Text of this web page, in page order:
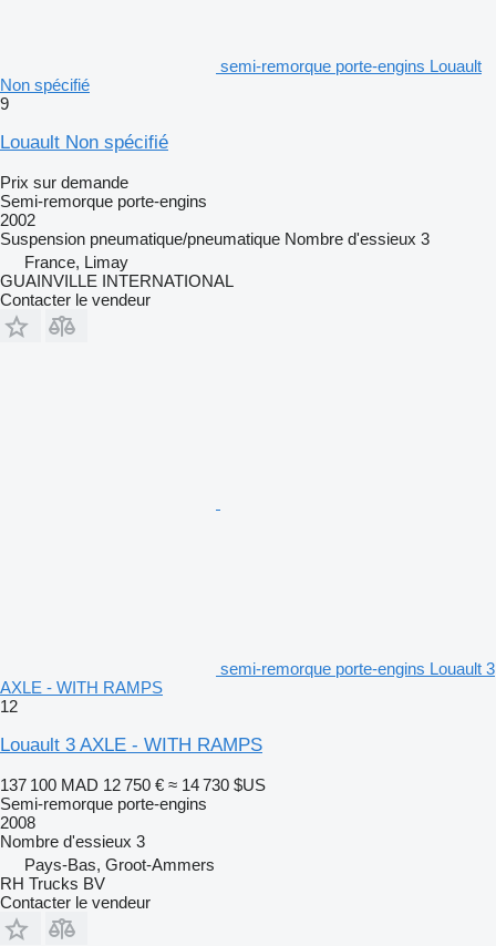
semi-remorque porte-engins Louault
Non spécifié
9
Louault Non spécifié
Prix sur demande
Semi-remorque porte-engins
2002
Suspension pneumatique/pneumatique Nombre d'essieux 3
France, Limay
GUAINVILLE INTERNATIONAL
Contacter le vendeur
semi-remorque porte-engins Louault 3
AXLE - WITH RAMPS
12
Louault 3 AXLE - WITH RAMPS
137 100 MAD 12 750 € ≈ 14 730 $US
Semi-remorque porte-engins
2008
Nombre d'essieux 3
Pays-Bas, Groot-Ammers
RH Trucks BV
Contacter le vendeur